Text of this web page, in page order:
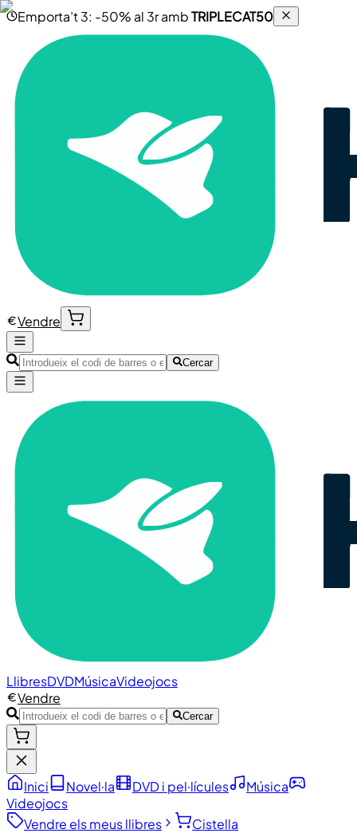
Emporta’t 3: -50% al 3r ambTRIPLECAT50
Vendre
Cercar
LlibresDVDMúsicaVideojocs
Vendre
Cercar
Inici Novel·la DVD i pel·lícules
Música
Videojocs
Vendre els meus llibres
Cistella